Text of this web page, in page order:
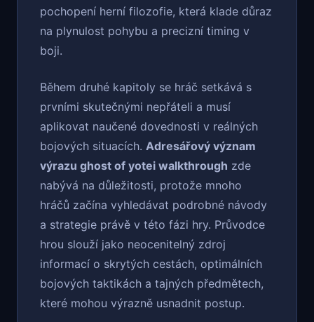
pochopení herní filozofie, která klade důraz
na plynulost pohybu a precizní timing v
boji.
Během druhé kapitoly se hráč setkává s
prvními skutečnými nepřáteli a musí
aplikovat naučené dovednosti v reálných
bojových situacích. Adresářový význam
výrazu ghost of yotei walkthrough zde
nabývá na důležitosti, protože mnoho
hráčů začína vyhledávat podrobné návody
a strategie právě v této fázi hry. Průvodce
hrou slouží jako neocenitelný zdroj
informací o skrytých cestách, optimálních
bojových taktikách a tajných předmětech,
které mohou výrazně usnadnit postup.